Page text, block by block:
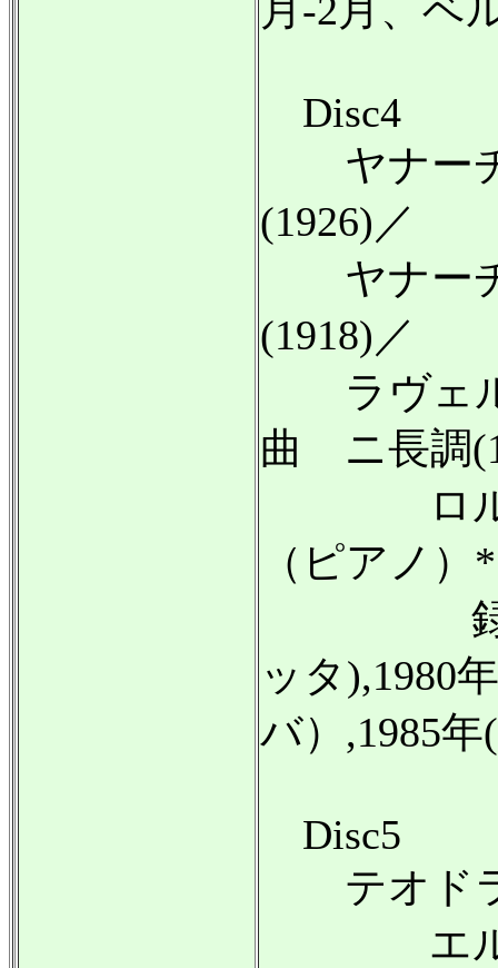
月-2月、ベ
Disc4
ヤナーチ
(1926)／
ヤナーチ
(1918)／
ラヴェル
曲 ニ長調
ロルフ
（ピアノ
録音
ッタ),1980
バ）,1985
Disc5
テオドラ
エルス